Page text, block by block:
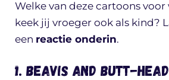
Welke van deze cartoons voor
keek jij vroeger ook als kind?
een reactie onderin.
1. Beavis and Butt-head